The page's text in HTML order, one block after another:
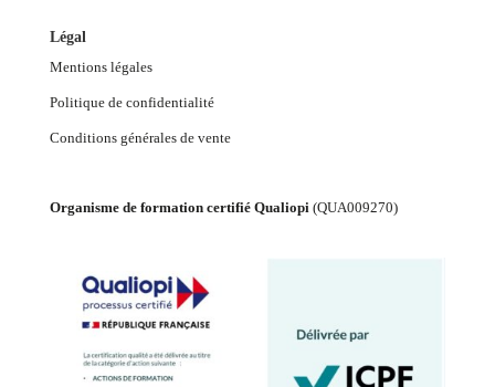
Légal
Mentions légales
Politique de confidentialité
Conditions générales de vente
Organisme de formation certifié Qualiopi (QUA009270)